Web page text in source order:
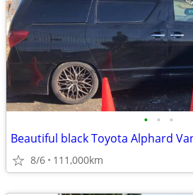
• • •
Beautiful black Toyota Alphard
8/6 111,000km